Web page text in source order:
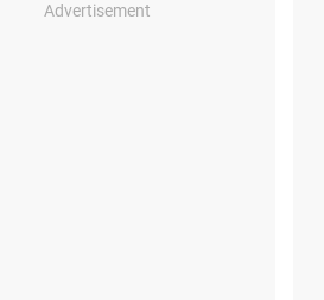
Advertisement